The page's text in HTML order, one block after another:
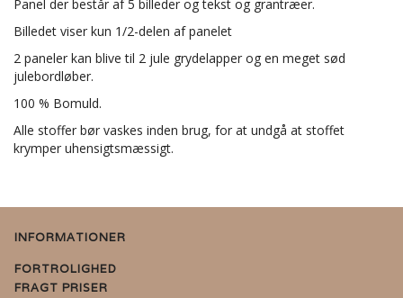
Panel der består af 5 billeder og tekst og grantræer.
Billedet viser kun 1/2-delen af panelet
2 paneler kan blive til 2 jule grydelapper og en meget sød
julebordløber.
100 % Bomuld.
Alle stoffer bør vaskes inden brug, for at undgå at stoffet
krymper uhensigtsmæssigt.
INFORMATIONER
FORTROLIGHED
FRAGT PRISER